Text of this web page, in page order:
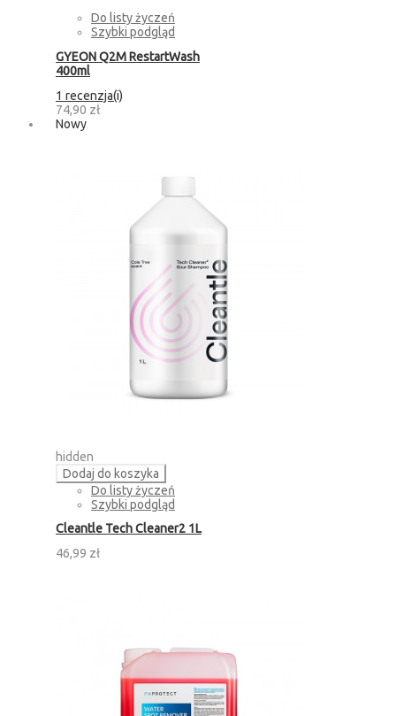
Do listy życzeń
Szybki podgląd
GYEON Q2M RestartWash
400ml
1 recenzja(i)
74,90 zł
Nowy
hidden
Dodaj do koszyka
Do listy życzeń
Szybki podgląd
Cleantle Tech Cleaner2 1L
46,99 zł